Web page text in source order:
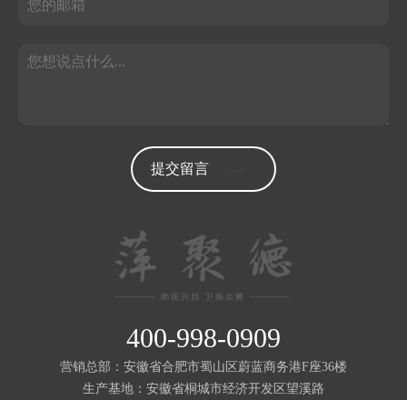
提交留言
400-998-0909
营销总部：安徽省合肥市蜀山区蔚蓝商务港F座36楼
生产基地：安徽省桐城市经济开发区望溪路